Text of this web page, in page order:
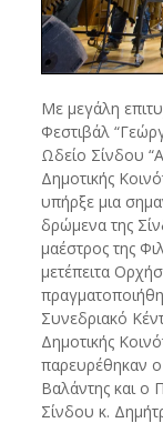
Με μεγάλη
Φεστιβάλ
Ωδείο Σίνδου
Δημοτικής
υπήρξε μια
δρώμενα της
μαέστρος της
μετέπειτα
Συνεδριακό
Δημοτικής
παρευρέθηκαν
Βαλάντης και ο
Σίνδου κ.